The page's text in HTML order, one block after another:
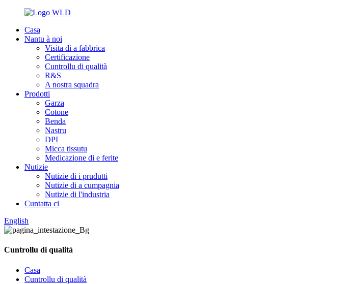
Casa
Nantu à noi
Visita di a fabbrica
Certificazione
Cuntrollu di qualità
R&S
A nostra squadra
Prodotti
Garza
Cotone
Benda
Nastru
DPI
Micca tissutu
Medicazione di e ferite
Nutizie
Nutizie di i prudutti
Nutizie di a cumpagnia
Nutizie di l'industria
Cuntatta ci
English
Cuntrollu di qualità
Casa
Cuntrollu di qualità